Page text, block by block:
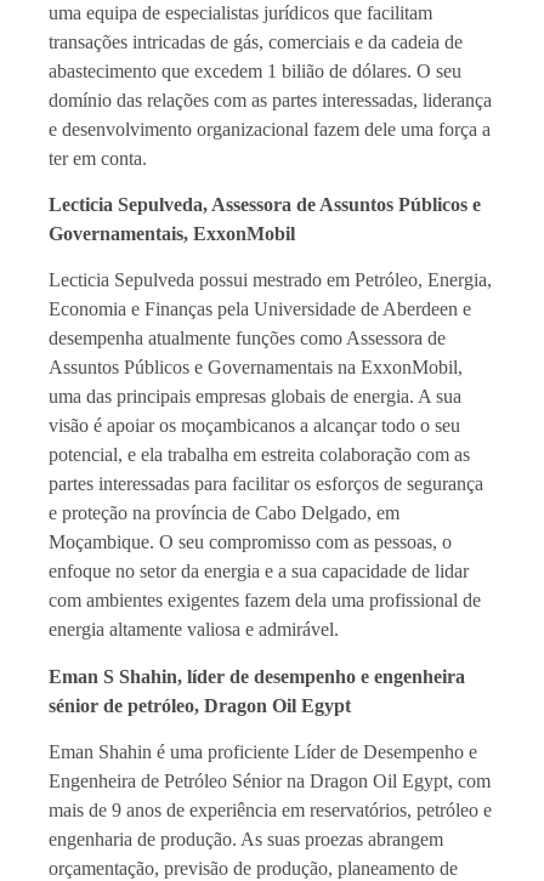
uma equipa de especialistas jurídicos que facilitam
transações intricadas de gás, comerciais e da cadeia de
abastecimento que excedem 1 bilião de dólares. O seu
domínio das relações com as partes interessadas, liderança
e desenvolvimento organizacional fazem dele uma força a
ter em conta.
Lecticia Sepulveda, Assessora de Assuntos Públicos e
Governamentais, ExxonMobil
Lecticia Sepulveda possui mestrado em Petróleo, Energia,
Economia e Finanças pela Universidade de Aberdeen e
desempenha atualmente funções como Assessora de
Assuntos Públicos e Governamentais na ExxonMobil,
uma das principais empresas globais de energia. A sua
visão é apoiar os moçambicanos a alcançar todo o seu
potencial, e ela trabalha em estreita colaboração com as
partes interessadas para facilitar os esforços de segurança
e proteção na província de Cabo Delgado, em
Moçambique. O seu compromisso com as pessoas, o
enfoque no setor da energia e a sua capacidade de lidar
com ambientes exigentes fazem dela uma profissional de
energia altamente valiosa e admirável.
Eman S Shahin, líder de desempenho e engenheira
sénior de petróleo, Dragon Oil Egypt
Eman Shahin é uma proficiente Líder de Desempenho e
Engenheira de Petróleo Sénior na Dragon Oil Egypt, com
mais de 9 anos de experiência em reservatórios, petróleo e
engenharia de produção. As suas proezas abrangem
orçamentação, previsão de produção, planeamento de